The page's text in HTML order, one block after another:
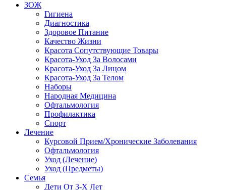
ЗОЖ
Гигиена
Диагностика
Здоровое Питание
Качество Жизни
Красота Сопутствующие Товары
Красота-Уход За Волосами
Красота-Уход За Лицом
Красота-Уход За Телом
Наборы
Народная Медицина
Офтальмология
Профилактика
Спорт
Лечение
Курсовой Прием/Хронические Заболевания
Офтальмология
Уход (Лечение)
Уход (Предметы)
Семья
Дети От 3-Х Лет